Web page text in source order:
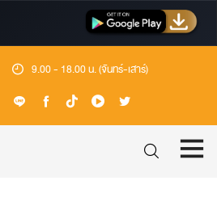
9.00 - 18.00 น. (จันทร์-เสาร์)